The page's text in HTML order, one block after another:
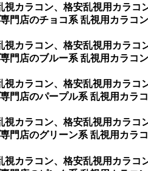
カラコン、格安乱視用カラ
門店のチョコ系 乱視用カラコン
カラコン、格安乱視用カラ
門店のブルー系 乱視用カラコン
カラコン、格安乱視用カラ
門店のパープル系 乱視用カラ
カラコン、格安乱視用カラ
門店のグリーン系 乱視用カラ
カラコン、格安乱視用カラ